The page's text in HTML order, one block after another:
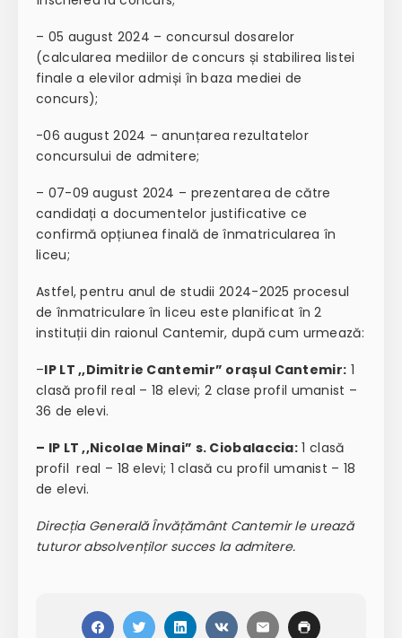
– 05 august 2024 – concursul dosarelor
(calcularea mediilor de concurs și stabilirea listei
finale a elevilor admiși în baza mediei de
concurs);
-06 august 2024 – anunțarea rezultatelor
concursului de admitere;
– 07-09 august 2024 – prezentarea de către
candidați a documentelor justificative ce
confirmă opțiunea finală de înmatricularea în
liceu;
Astfel, pentru anul de studii 2024-2025 procesul
de înmatriculare în liceu este planificat în 2
instituții din raionul Cantemir, după cum urmează:
–IP LT ,,Dimitrie Cantemir” orașul Cantemir: 1
clasă profil real – 18 elevi; 2 clase profil umanist –
36 de elevi.
– IP LT ,,Nicolae Minai” s. Ciobalaccia: 1 clasă
profil real – 18 elevi; 1 clasă cu profil umanist – 18
de elevi.
Direcția Generală Învățământ Cantemir le urează
tuturor absolvenților succes la admitere.